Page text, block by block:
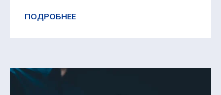
ПОДРОБНЕЕ